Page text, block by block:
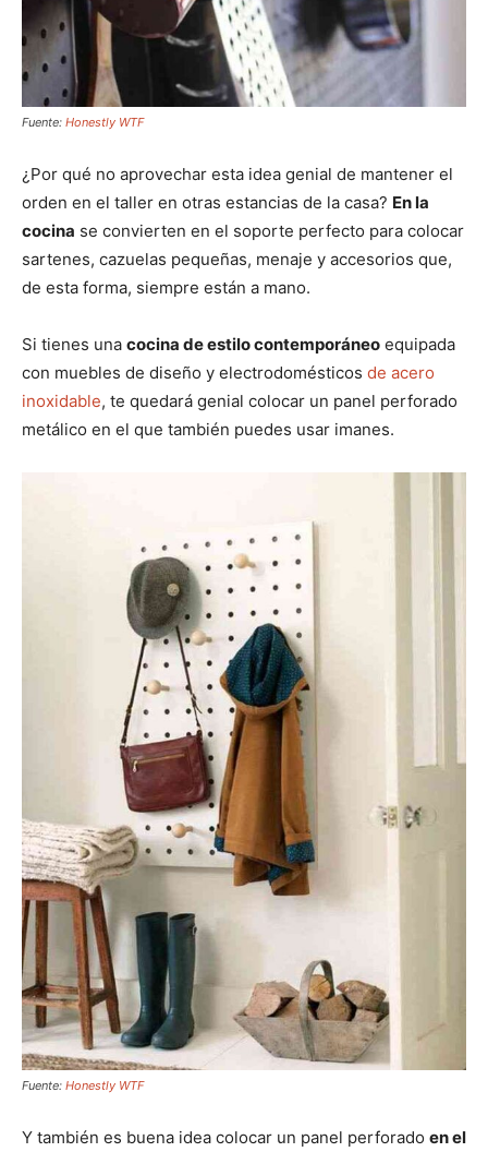
Fuente: Honestly WTF
¿Por qué no aprovechar esta idea genial de mantener el
orden en el taller en otras estancias de la casa? En la
cocina se convierten en el soporte perfecto para colocar
sartenes, cazuelas pequeñas, menaje y accesorios que,
de esta forma, siempre están a mano.
Si tienes una cocina de estilo contemporáneo equipada
con muebles de diseño y electrodomésticos de acero
inoxidable, te quedará genial colocar un panel perforado
metálico en el que también puedes usar imanes.
Fuente: Honestly WTF
Y también es buena idea colocar un panel perforado en el